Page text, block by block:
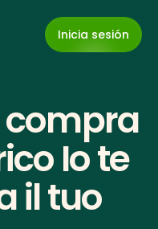
Inicia sesión
compra
Io te
il tuo